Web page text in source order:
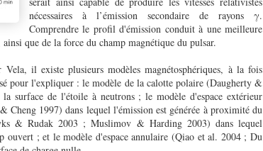
nécessaires à l’émission secondaire de rayons γ.
Comprendre le profil d'émission conduit à une meilleure
ainsi que de la force du champ magnétique du pulsar.
Vela, il existe plusieurs modèles magnétosphériques, à la fois
pour l'expliquer : le modèle de la calotte polaire (Daugherty &
surface de l'étoile à neutrons ; le modèle d'espace extérieur
1997) dans lequel l'émission est générée à proximité du
& Rudak 2003 ; Muslimov & Harding 2003) dans lequel
ouvert ; et le modèle d'espace annulaire (Qiao et al. 2004 ; Du